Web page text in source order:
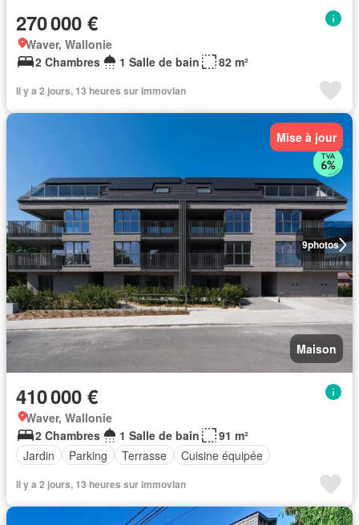
270 000 €
Waver, Wallonie
2 Chambres
1 Salle de bain 82 m²
Il y a 2 jours, 13 heures sur Immovlan
9photos
Mise à jour
Maison
410 000 €
Waver, Wallonie
2 Chambres
1 Salle de bain
91 m²
Jardin
Parking Terrasse Cuisine équipée
Il y a 2 jours, 13 heures sur immovlan